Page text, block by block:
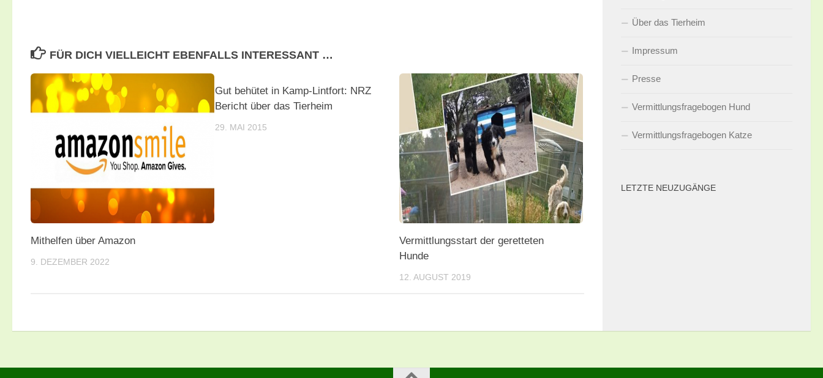
FÜR DICH VIELLEICHT EBENFALLS INTERESSANT …
Mithelfen über Amazon
9. DEZEMBER 2022
Gut behütet in Kamp-Lintfort: NRZ
Bericht über das Tierheim
29. MAI 2015
Vermittlungsstart der geretteten
Hunde
12. AUGUST 2019
Über das Tierheim
Impressum
Presse
Vermittlungsfragebogen Hund
Vermittlungsfragebogen Katze
LETZTE NEUZUGÄNGE